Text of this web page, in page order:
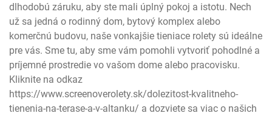
dlhodobú záruku, aby ste mali úplný pokoj a istotu. Nech
už sa jedná o rodinný dom, bytový komplex alebo
komerčnú budovu, naše vonkajšie tieniace rolety sú ideálne
pre vás. Sme tu, aby sme vám pomohli vytvoriť pohodlné a
príjemné prostredie vo vašom dome alebo pracovisku.
Kliknite na odkaz
https://www.screenoverolety.sk/dolezitost-kvalitneho-
tienenia-na-terase-a-v-altanku/ a dozviete sa viac o našich